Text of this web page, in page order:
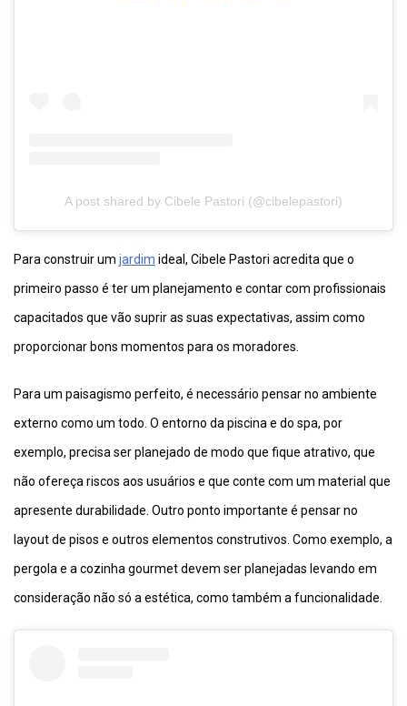
A post shared by Cibele Pastori (@cibelepastori)
Para construir um jardim ideal, Cibele Pastori acredita que o
primeiro passo é ter um planejamento e contar com profissionais
capacitados que vão suprir as suas expectativas, assim como
proporcionar bons momentos para os moradores.
Para um paisagismo perfeito, é necessário pensar no ambiente
externo como um todo. O entorno da piscina e do spa, por
exemplo, precisa ser planejado de modo que fique atrativo, que
não ofereça riscos aos usuários e que conte com um material que
apresente durabilidade. Outro ponto importante é pensar no
layout de pisos e outros elementos construtivos. Como exemplo, a
pergola e a cozinha gourmet devem ser planejadas levando em
consideração não só a estética, como também a funcionalidade.